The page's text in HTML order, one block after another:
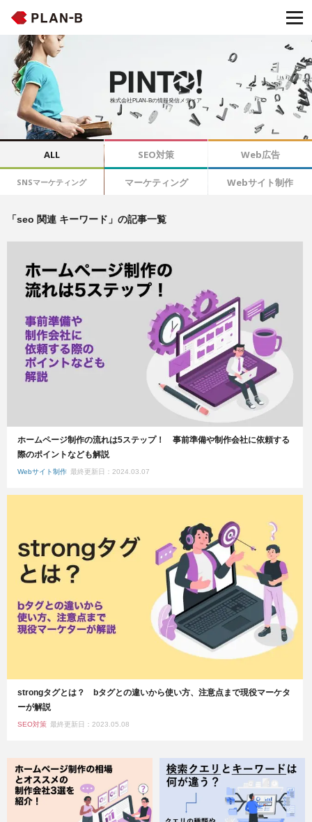
株式会社PLAN-Bの情報発信メディア
ALL SEO対策 Web広告
SNSマーケティング マーケティング Webサイト制作
「seo 関連 キーワード」の記事一覧
ホームページ制作の流れは5ステップ！ 事前準備や制作会社に依頼する
際のポイントなども解説
Webサイト制作 最終更新日：2024.03.07
strongタグとは？ bタグとの違いから使い方、注意点まで現役マーケタ
ーが解説
SEO対策 最終更新日：2023.05.08